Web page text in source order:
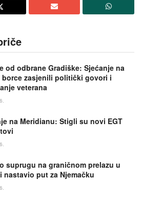
od odbrane Gradiške: Sjećanje na
zasjenili politički govori i
veterana
na Meridianu: Stigli su novi EGT
suprugu na graničnom prelazu u
nastavio put za Njemačku